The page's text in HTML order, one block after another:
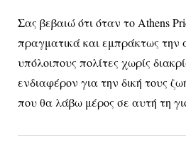
Σας βεβαιώ ότι όταν το Athens
πραγματικά και εμπράκτως την
υπόλοιπους πολίτες χωρίς
ενδιαφέρον για την δική τους
που θα λάβω μέρος σε αυτή τη